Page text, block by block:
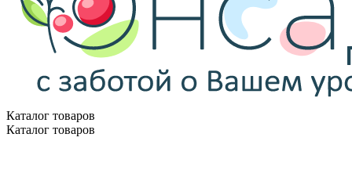
Каталог товаров
Каталог товаров